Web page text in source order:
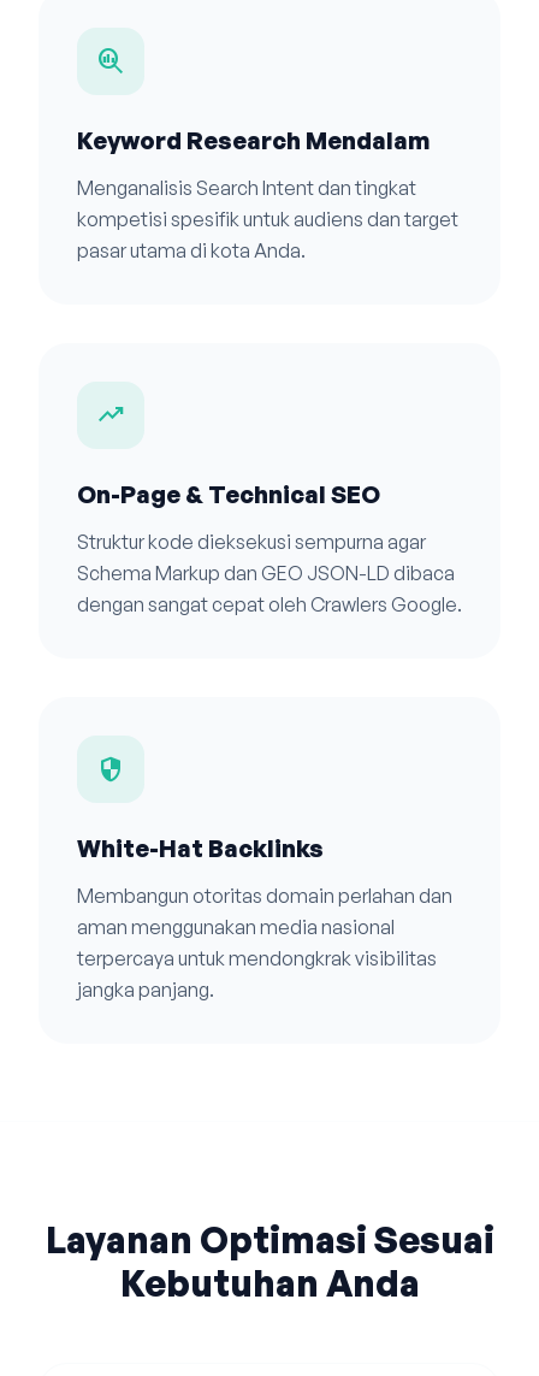
search_insights
Keyword Research Mendalam
Menganalisis Search Intent dan tingkat
kompetisi spesifik untuk audiens dan target
pasar utama di kota Anda.
trending_up
On-Page & Technical SEO
Struktur kode dieksekusi sempurna agar
Schema Markup dan GEO JSON-LD dibaca
dengan sangat cepat oleh Crawlers Google.
security
White-Hat Backlinks
Membangun otoritas domain perlahan dan
aman menggunakan media nasional
terpercaya untuk mendongkrak visibilitas
jangka panjang.
Layanan Optimasi Sesuai
Kebutuhan Anda